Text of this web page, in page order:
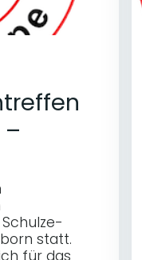
statt.
für das